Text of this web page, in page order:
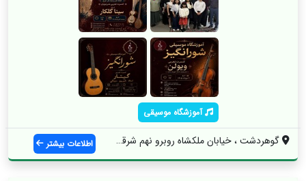
آموزشگاه موسیقی
گوهردشت ، خیابان ملکشاه روبرو نهم شرقی ،... اطلاعات بیشتر